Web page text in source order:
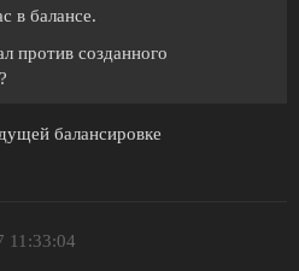
в балансе.
против созданного
балансировке
11:33:04